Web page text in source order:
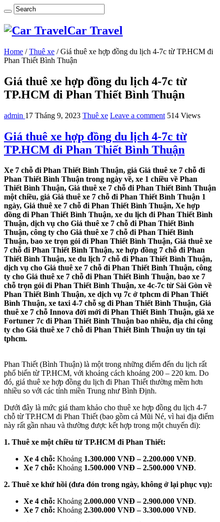
Car Travel
Home / Thuê xe / Giá thuê xe hợp đồng du lịch 4-7c từ TP.HCM đi
Phan Thiết Bình Thuận
Giá thuê xe hợp đồng du lịch 4-7c từ
TP.HCM đi Phan Thiết Bình Thuận
admin 17 Tháng 9, 2023 Thuê xe Leave a comment 514 Views
Giá thuê xe hợp đồng du lịch 4-7c từ
TP.HCM đi Phan Thiết Bình Thuận
Xe 7 chỗ đi Phan Thiết Bình Thuận, giá Giá thuê xe 7 chỗ đi
Phan Thiết Bình Thuận trong ngày về, xe 1 chiều về Phan
Thiết Bình Thuận, Giá thuê xe 7 chỗ đi Phan Thiết Bình Thuận
một chiều, giá Giá thuê xe 7 chỗ đi Phan Thiết Bình Thuận 1
ngày, Giá thuê xe 7 chỗ đi Phan Thiết Bình Thuận, Xe hợp
đồng đi Phan Thiết Bình Thuận, xe du lịch đi Phan Thiết Bình
Thuận, dịch vụ cho Giá thuê xe 7 chỗ đi Phan Thiết Bình
Thuận, công ty cho Giá thuê xe 7 chỗ đi Phan Thiết Bình
Thuận, bao xe trọn gói đi Phan Thiết Bình Thuận, Giá thuê xe
7 chỗ đi Phan Thiết Bình Thuận, xe hợp đồng 7 chỗ đi Phan
Thiết Bình Thuận, xe du lịch 7 chỗ đi Phan Thiết Bình Thuận,
dịch vụ cho Giá thuê xe 7 chỗ đi Phan Thiết Bình Thuận, công
ty cho Giá thuê xe 7 chỗ đi Phan Thiết Bình Thuận, bao xe 7
chỗ trọn gói đi Phan Thiết Bình Thuận, xe 4c-7c từ Sài Gòn về
Phan Thiết Bình Thuận, xe dịch vụ 7c ở tphcm đi Phan Thiết
Bình Thuận, xe taxi 4-7 chỗ sg đi Phan Thiết Bình Thuận, Giá
thuê xe 7 chỗ Innova đời mới đi Phan Thiết Bình Thuận, giá xe
Fortuner 7c đi Phan Thiết Bình Thuận bao nhiêu, địa chỉ công
ty cho Giá thuê xe 7 chỗ đi Phan Thiết Bình Thuận uy tín tại
tphcm.
Phan Thiết (Bình Thuận) là một trong những điểm đến du lịch rất
phổ biến từ TP.HCM, với khoảng cách khoảng 200 – 220 km. Do
đó, giá thuê xe hợp đồng du lịch đi Phan Thiết thường mềm hơn
nhiều so với các tỉnh miền Trung như Bình Định.
Dưới đây là mức giá tham khảo cho thuê xe hợp đồng du lịch 4-7
chỗ từ TP.HCM đi Phan Thiết (bao gồm cả Mũi Né, vì hai địa điểm
này rất gần nhau và thường được kết hợp trong một chuyến đi):
1. Thuê xe một chiều từ TP.HCM đi Phan Thiết:
Xe 4 chỗ: Khoảng 1.300.000 VNĐ – 2.200.000 VNĐ.
Xe 7 chỗ: Khoảng 1.500.000 VNĐ – 2.500.000 VNĐ.
2. Thuê xe khứ hồi (đưa đón trong ngày, không ở lại phục vụ):
Xe 4 chỗ: Khoảng 2.000.000 VNĐ – 2.900.000 VNĐ.
Xe 7 chỗ: Khoảng 2.300.000 VNĐ – 3.300.000 VNĐ.